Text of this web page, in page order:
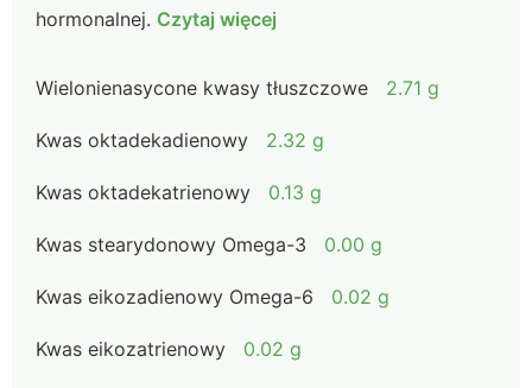
hormonalnej. Czytaj więcej
Wielonienasycone kwasy tłuszczowe 2.71 g
Kwas oktadekadienowy 2.32 g
Kwas oktadekatrienowy 0.13 g
Kwas stearydonowy Omega-3 0.00 g
Kwas eikozadienowy Omega-6 0.02 g
Kwas eikozatrienowy 0.02 g